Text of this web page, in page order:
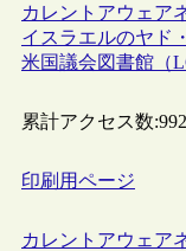
カレントアウェア
イスラエルのヤド
米国議会図書館（
累計アクセス数:
印刷用ページ
カレントアウェア